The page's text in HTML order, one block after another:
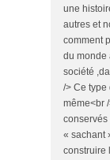
une
autres et
comment
du monde
société
/> Ce
même<br
conservés
« sachant
construire